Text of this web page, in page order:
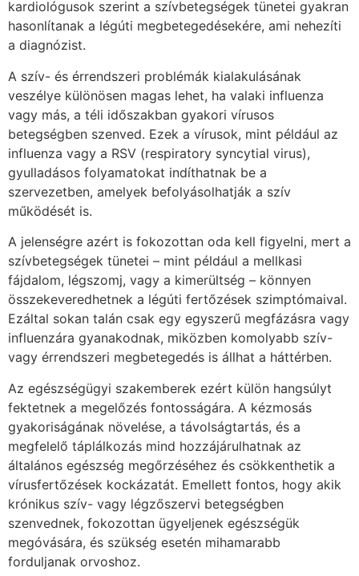
kardiológusok szerint a szívbetegségek tünetei gyakran
hasonlítanak a légúti megbetegedésekére, ami nehezíti
a diagnózist.
A szív- és érrendszeri problémák kialakulásának
veszélye különösen magas lehet, ha valaki influenza
vagy más, a téli időszakban gyakori vírusos
betegségben szenved. Ezek a vírusok, mint például az
influenza vagy a RSV (respiratory syncytial virus),
gyulladásos folyamatokat indíthatnak be a
szervezetben, amelyek befolyásolhatják a szív
működését is.
A jelenségre azért is fokozottan oda kell figyelni, mert a
szívbetegségek tünetei – mint például a mellkasi
fájdalom, légszomj, vagy a kimerültség – könnyen
összekeveredhetnek a légúti fertőzések szimptómaival.
Ezáltal sokan talán csak egy egyszerű megfázásra vagy
influenzára gyanakodnak, miközben komolyabb szív-
vagy érrendszeri megbetegedés is állhat a háttérben.
Az egészségügyi szakemberek ezért külön hangsúlyt
fektetnek a megelőzés fontosságára. A kézmosás
gyakoriságának növelése, a távolságtartás, és a
megfelelő táplálkozás mind hozzájárulhatnak az
általános egészség megőrzéséhez és csökkenthetik a
vírusfertőzések kockázatát. Emellett fontos, hogy akik
krónikus szív- vagy légzőszervi betegségben
szenvednek, fokozottan ügyeljenek egészségük
megóvására, és szükség esetén mihamarabb
forduljanak orvoshoz.